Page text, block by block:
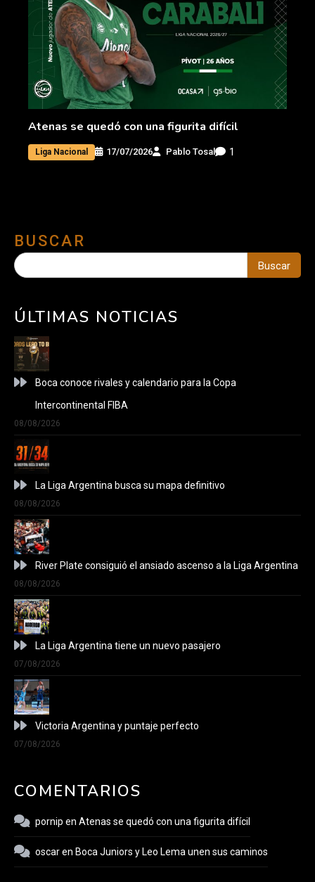
Atenas se quedó con una figurita difícil
Liga Nacional 17/07/2026 Pablo Tosal 1
BUSCAR
Buscar
ÚLTIMAS NOTICIAS
Boca conoce rivales y calendario para la Copa
Intercontinental FIBA
08/08/2026
La Liga Argentina busca su mapa definitivo
08/08/2026
River Plate consiguió el ansiado ascenso a la Liga Argentina
08/08/2026
La Liga Argentina tiene un nuevo pasajero
07/08/2026
Victoria Argentina y puntaje perfecto
07/08/2026
COMENTARIOS
pornip en Atenas se quedó con una figurita difícil
oscaren Boca Juniors y Leo Lema unen sus caminos